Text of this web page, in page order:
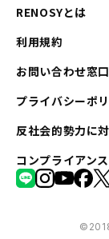
RENOSYとは
利用規約
お問い合わせ窓口
プライバシーポ
反社会的勢力に
コンプライアンス